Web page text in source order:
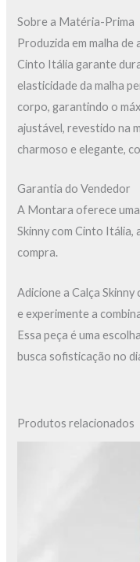
Sobre a Matéria-Prima
Produzida em malha de
Cinto Itália garante
elasticidade da malha
corpo, garantindo o
ajustável, revestido na
charmoso e elegante,
Garantia do Vendedor
A Montara oferece
Skinny com Cinto Itália,
compra.
Adicione a Calça
e experimente a
Essa peça é uma
busca sofisticação no
Produtos relacionados